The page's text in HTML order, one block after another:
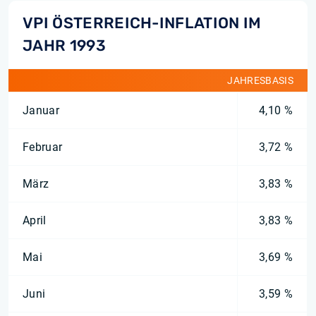
VPI ÖSTERREICH-INFLATION IM
JAHR 1993
JAHRESBASIS
Januar 4,10 %
Februar 3,72 %
März 3,83 %
April 3,83 %
Mai 3,69 %
Juni 3,59 %